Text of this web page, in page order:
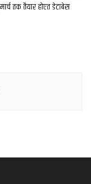
तक तैयार होएत डेटाबेस